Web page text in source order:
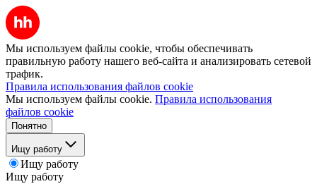
Мы используем файлы cookie, чтобы обеспечивать
правильную работу нашего веб-сайта и анализировать сетевой
трафик.
Правила использования файлов cookie
Мы используем файлы cookie. Правила использования
файлов cookie
Понятно
Ищу работу
Ищу работу
Ищу работу